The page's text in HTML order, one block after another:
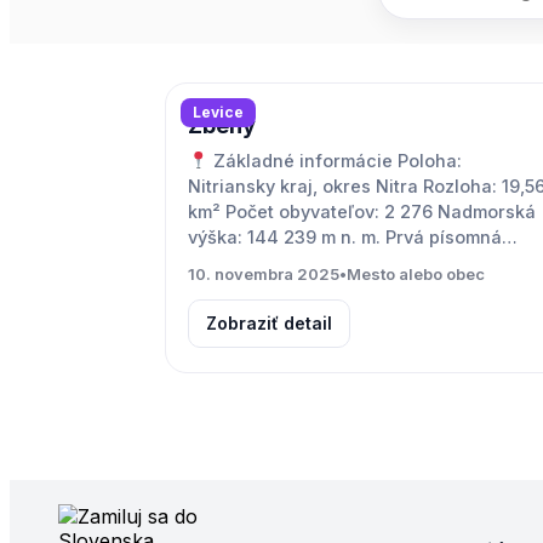
Levice
Zbehy
Základné informácie Poloha:
Nitriansky kraj, okres Nitra Rozloha:
km² Počet obyvateľov: 2 276 Nadmorská
výška: 144 239 m n. m. Prvá písomná…
10. novembra 2025•Mesto alebo obec
Zobraziť detail